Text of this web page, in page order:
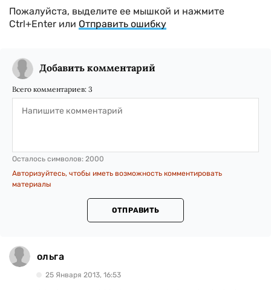
Пожалуйста, выделите ее мышкой и нажмите
Ctrl+Enter или Отправить ошибку
Добавить комментарий
Всего комментариев: 3
Осталось символов: 2000
Авторизуйтесь, чтобы иметь возможность комментировать
материалы
ОТПРАВИТЬ
ольга
25 Января 2013, 16:53